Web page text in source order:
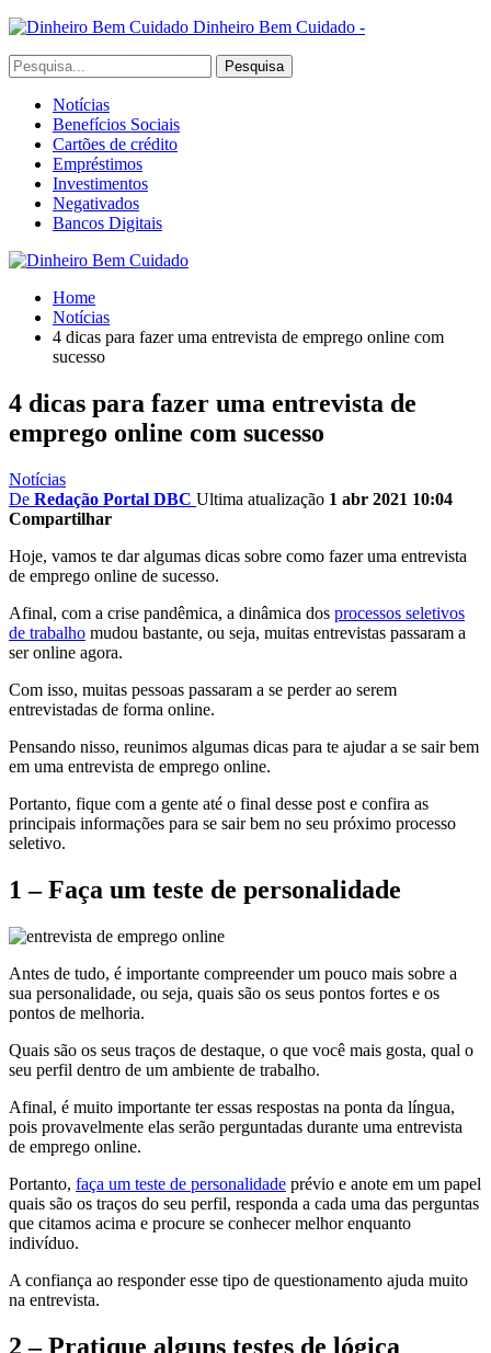
Dinheiro Bem Cuidado -
Notícias
Benefícios Sociais
Cartões de crédito
Empréstimos
Investimentos
Negativados
Bancos Digitais
Home
Notícias
4 dicas para fazer uma entrevista de emprego online com
sucesso
4 dicas para fazer uma entrevista de
emprego online com sucesso
Notícias
De Redação Portal DBC Ultima atualização 1 abr 2021 10:04
Compartilhar
Hoje, vamos te dar algumas dicas sobre como fazer uma entrevista
de emprego online de sucesso.
Afinal, com a crise pandêmica, a dinâmica dos processos seletivos
de trabalho mudou bastante, ou seja, muitas entrevistas passaram a
ser online agora.
Com isso, muitas pessoas passaram a se perder ao serem
entrevistadas de forma online.
Pensando nisso, reunimos algumas dicas para te ajudar a se sair bem
em uma entrevista de emprego online.
Portanto, fique com a gente até o final desse post e confira as
principais informações para se sair bem no seu próximo processo
seletivo.
1 – Faça um teste de personalidade
Antes de tudo, é importante compreender um pouco mais sobre a
sua personalidade, ou seja, quais são os seus pontos fortes e os
pontos de melhoria.
Quais são os seus traços de destaque, o que você mais gosta, qual o
seu perfil dentro de um ambiente de trabalho.
Afinal, é muito importante ter essas respostas na ponta da língua,
pois provavelmente elas serão perguntadas durante uma entrevista
de emprego online.
Portanto, faça um teste de personalidade prévio e anote em um papel
quais são os traços do seu perfil, responda a cada uma das perguntas
que citamos acima e procure se conhecer melhor enquanto
indivíduo.
A confiança ao responder esse tipo de questionamento ajuda muito
na entrevista.
2 – Pratique alguns testes de lógica